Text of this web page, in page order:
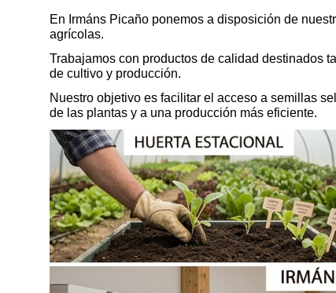
En Irmáns Picaño ponemos a disposición de
agrícolas.
Trabajamos con productos de calidad destinados
de cultivo y producción.
Nuestro objetivo es facilitar el acceso a semillas
de las plantas y a una producción más eficiente.